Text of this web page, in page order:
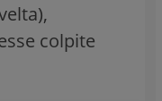
colpite